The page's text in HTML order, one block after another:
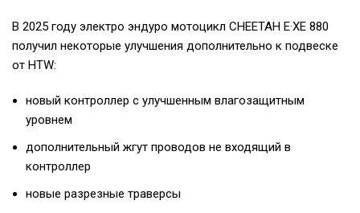
В 2025 году электро эндуро мотоцикл CHEETAH E·XE 880
получил некоторые улучшения дополнительно к подвеске
от HTW:
новый контроллер с улучшенным влагозащитным
уровнем
дополнительный жгут проводов не входящий в
контроллер
новые разрезные траверсы